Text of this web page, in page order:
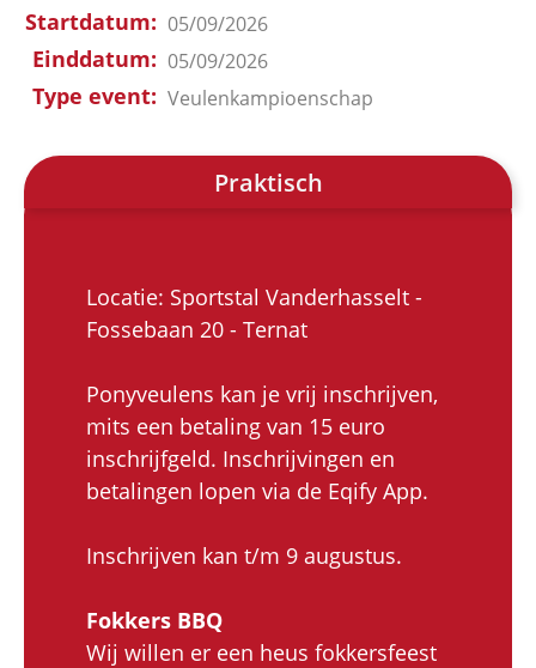
Startdatum 05/09/2026
Einddatum 05/09/2026
Type event Veulenkampioenschap
Praktisch
Locatie: Sportstal Vanderhasselt -
Fossebaan 20 - Ternat
Ponyveulens kan je vrij inschrijven,
mits een betaling van 15 euro
inschrijfgeld. Inschrijvingen en
betalingen lopen via de Eqify App.
Inschrijven kan t/m 9 augustus.
Fokkers BBQ
Wij willen er een heus fokkersfeest